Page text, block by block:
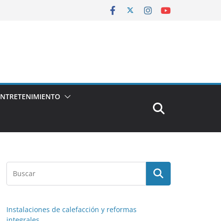
Instalaciones de calefacción y reformas